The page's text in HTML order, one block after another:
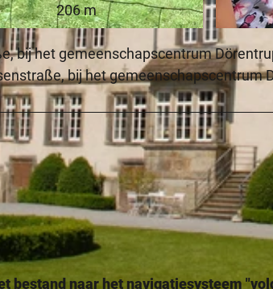
© Lippe
206 m
bij het gemeenschapscentrum
bij het gemeenschapscentrum
bestand naar het navigatiesysteem